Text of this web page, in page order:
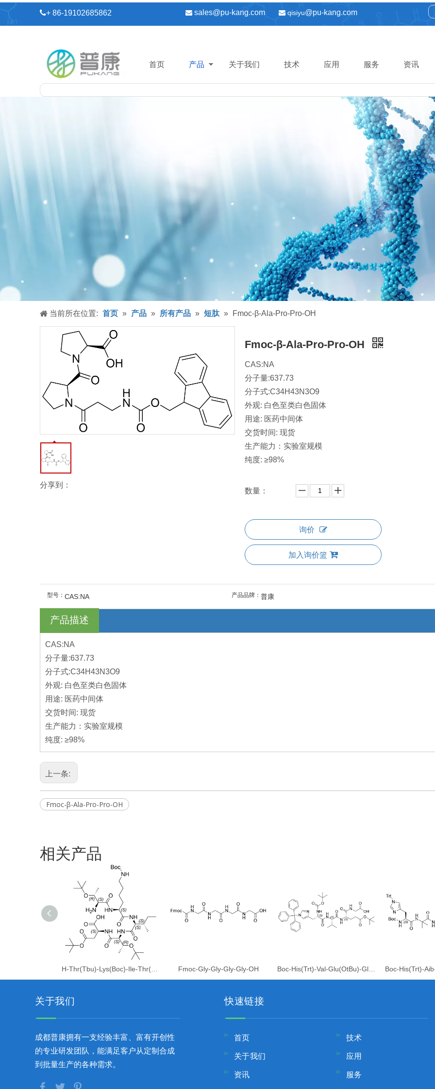
+ 86-19102685862  sales@pu-kang.com  qisiyu@pu-kang.com
首页 产品 关于我们 技术 应用 服务 资讯
当前所在位置: 首页 » 产品 » 所有产品 » 短肽 » Fmoc-β-Ala-Pro-Pro-OH
分享到：
Fmoc-β-Ala-Pro-Pro-OH
CAS:NA
分子量:637.73
分子式:C34H43N3O9
外观: 白色至类白色固体
用途: 医药中间体
交货时间: 现货
生产能力：实验室规模
纯度: ≥98%
数量：
询价
加入询价篮
型号： CAS:NA 产品品牌： 普康
产品描述
CAS:NA
分子量:637.73
分子式:C34H43N3O9
外观: 白色至类白色固体
用途: 医药中间体
交货时间: 现货
生产能力：实验室规模
纯度: ≥98%
上一条:
Fmoc-β-Ala-Pro-Pro-OH
相关产品
Fmoc-Gly-Gly-Gly-Gly-OH
关于我们
成都普康拥有一支经验丰富、富有开创性
的专业研发团队，能满足客户从定制合成
到批量生产的各种需求。
快速链接
首页
关于我们
资讯
技术
应用
服务